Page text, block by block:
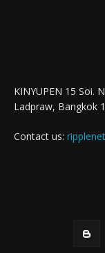
KINYUPEN 15 Soi.
Ladpraw, Bangkok
Contact us: